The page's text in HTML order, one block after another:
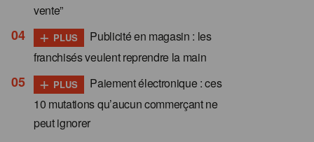
vente”
+ PLUS
Publicité en magasin : les
franchisés veulent reprendre la main
+ PLUS
Paiement électronique : ces
10 mutations qu’aucun commerçant ne
peut ignorer